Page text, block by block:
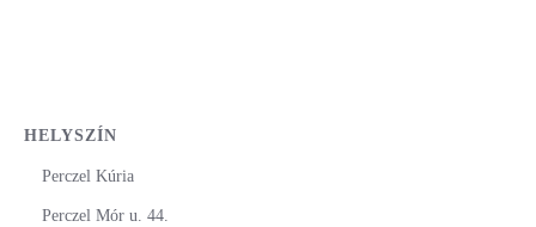
HELYSZÍN
Perczel Kúria
Perczel Mór u. 44.